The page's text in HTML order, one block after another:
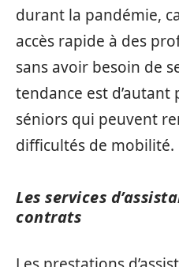
durant la pandémie,
accès rapide à des
sans avoir besoin de
tendance est
séniors qui peuvent
difficultés de mobilité.
Les services
contrats